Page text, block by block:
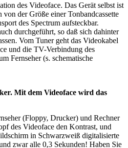
des Videoface. Das Gerät selbst ist
der Größe einer Tonbandcassette
des Spectrum aufsteckbar.
durchgeführt, so daß sich dahinter
Vom Tuner geht das Videokabel
und die TV-Verbindung des
Fernseher (s. schematische
Mit dem Videoface wird das
(Floppy, Drucker) und Rechner
des Videoface den Kontrast, und
in Schwarzweiß digitalisierte
zwar alle 0,3 Sekunden! Haben Sie